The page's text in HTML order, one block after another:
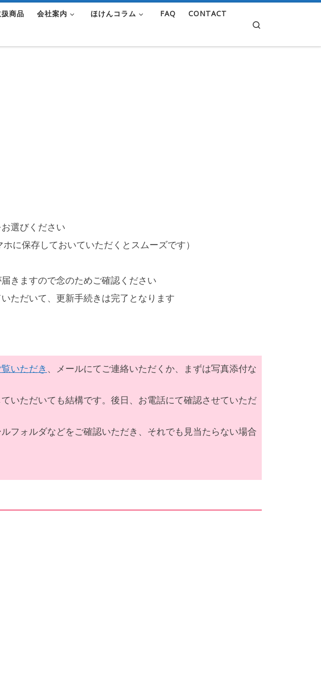
商品 会社案内 ほけんコラム FAQ CONTACT
選びください
に保存しておいていただくとスムーズです）
きますので念のためご確認ください
ただいて、更新手続きは完了となります
いただき 、メールにてご連絡いただくか、まずは写真添付な
いただいても結構です。後日、お電話にて確認させていただ
フォルダなどをご確認いただき、それでも見当たらない場合